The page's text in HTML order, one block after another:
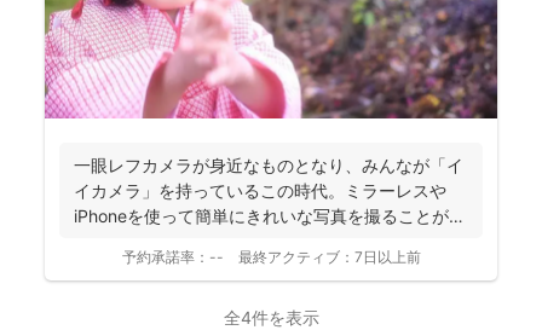
一眼レフカメラが身近なものとなり、みんなが「イ
イカメラ」を持っているこの時代。ミラーレスや
iPhoneを使って簡単にきれいな写真を撮ることがで
予約承諾率： -- 最終アクティブ： 7日以上前
全4件を表示